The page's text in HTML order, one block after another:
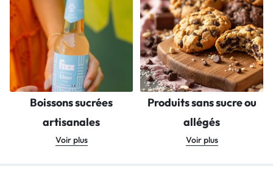
Boissons sucrées
artisanales
Voir plus
Produits sans sucre ou
allégés
Voir plus